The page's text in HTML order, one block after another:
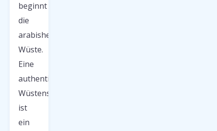
beginnt
die
arabishe
Wüste.
Eine
authentische
Wüstensafari
ist
ein